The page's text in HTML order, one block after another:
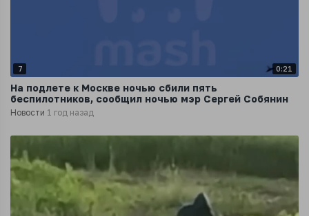
7 0:21
На подлете к Москве ночью сбили пять
беспилотников, сообщил ночью мэр Сергей Собянин
Новости 1 год назад